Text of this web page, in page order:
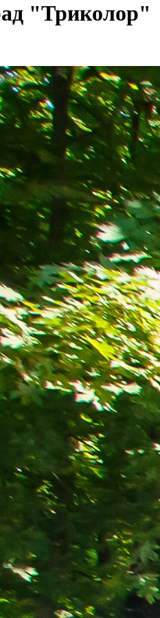
"Триколор"